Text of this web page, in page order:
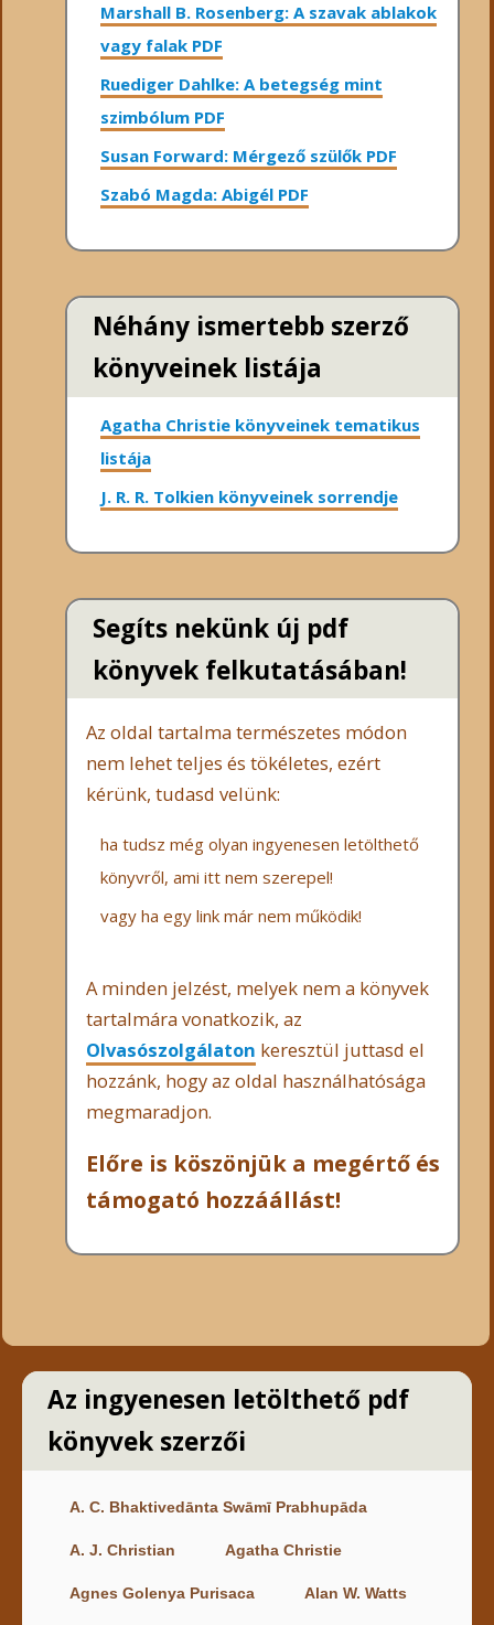
Marshall B. Rosenberg: A szavak ablakok
vagy falak PDF
Ruediger Dahlke: A betegség mint
szimbólum PDF
Susan Forward: Mérgező szülők PDF
Szabó Magda: Abigél PDF
Néhány ismertebb szerző
könyveinek listája
Agatha Christie könyveinek tematikus
listája
J. R. R. Tolkien könyveinek sorrendje
Segíts nekünk új pdf
könyvek felkutatásában!
Az oldal tartalma természetes módon
nem lehet teljes és tökéletes, ezért
kérünk, tudasd velünk:
ha tudsz még olyan ingyenesen letölthető
könyvről, ami itt nem szerepel!
vagy ha egy link már nem működik!
A minden jelzést, melyek nem a könyvek
tartalmára vonatkozik, az
Olvasószolgálaton keresztül juttasd el
hozzánk, hogy az oldal használhatósága
megmaradjon.
Előre is köszönjük a megértő és
támogató hozzáállást!
Az ingyenesen letölthető pdf
könyvek szerzői
A. C. Bhaktivedānta Swāmī Prabhupāda
A. J. Christian Agatha Christie
Agnes Golenya Purisaca Alan W. Watts